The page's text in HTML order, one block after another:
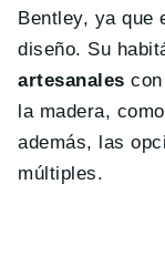
Bentley, ya que
diseño. Su
artesanales
la madera,
además, las
múltiples.